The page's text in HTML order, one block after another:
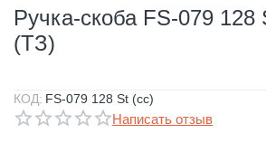
Ручка-скоба FS-079 128
(ТЗ)
КОД: FS-079 128 St (сс)
Написать отзыв